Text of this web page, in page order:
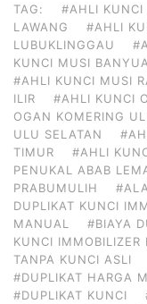
TAG: #AHLI KUNCI
LAWANG
#AHLI
LUBUKLINGGAU
KUNCI MUSI
#AHLI KUNCI MUSI
ILIR
#AHLI KUNCI
OGAN KOMERING
ULU SELATAN
TIMUR
#AHLI
PENUKAL ABAB
PRABUMULIH
DUPLIKAT KUNCI
MANUAL
#BIAYA
KUNCI IMMOBILIZER
TANPA KUNCI ASLI
#DUPLIKAT HARGA
#DUPLIKAT KUNCI